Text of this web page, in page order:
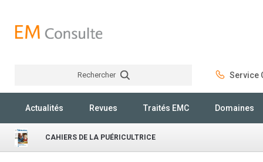
Rechercher Service
Actualités Revues Traités EMC Domaines
CAHIERS DE LA PUÉRICULTRICE